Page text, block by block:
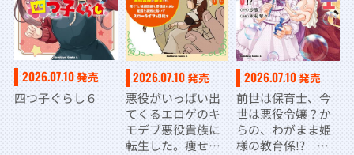
2026.07.10発売
四つ子ぐらし６
2026.07.10発売
悪役がいっぱい出
てくるエロゲのキ
モデブ悪役貴族に
転生した。痩せ
2026.07.10発売
前世は保育士、今
世は悪役令嬢？か
らの、わがまま姫
様の教育係!?